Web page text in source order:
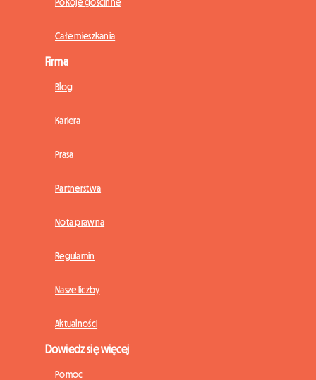
Całe mieszkania
Firma
Blog
Kariera
Prasa
Partnerstwa
Nota prawna
Regulamin
Nasze liczby
Aktualności
Dowiedz się więcej
Pomoc